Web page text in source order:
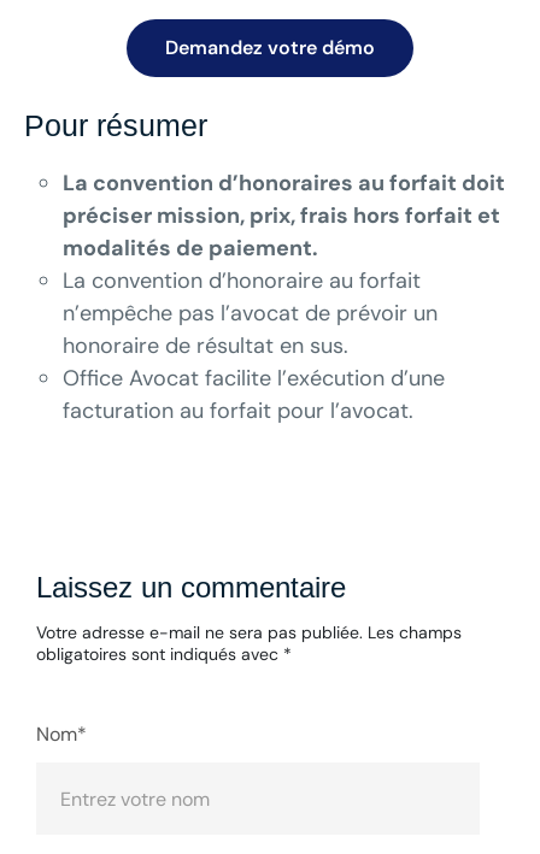
Demandez votre démo
Pour résumer
La convention d’honoraires au forfait doit
préciser mission, prix, frais hors forfait et
modalités de paiement.
La convention d’honoraire au forfait
n’empêche pas l’avocat de prévoir un
honoraire de résultat en sus.
Office Avocat facilite l’exécution d’une
facturation au forfait pour l’avocat.
Laissez un commentaire
Votre adresse e-mail ne sera pas publiée. Les champs
obligatoires sont indiqués avec *
Nom*